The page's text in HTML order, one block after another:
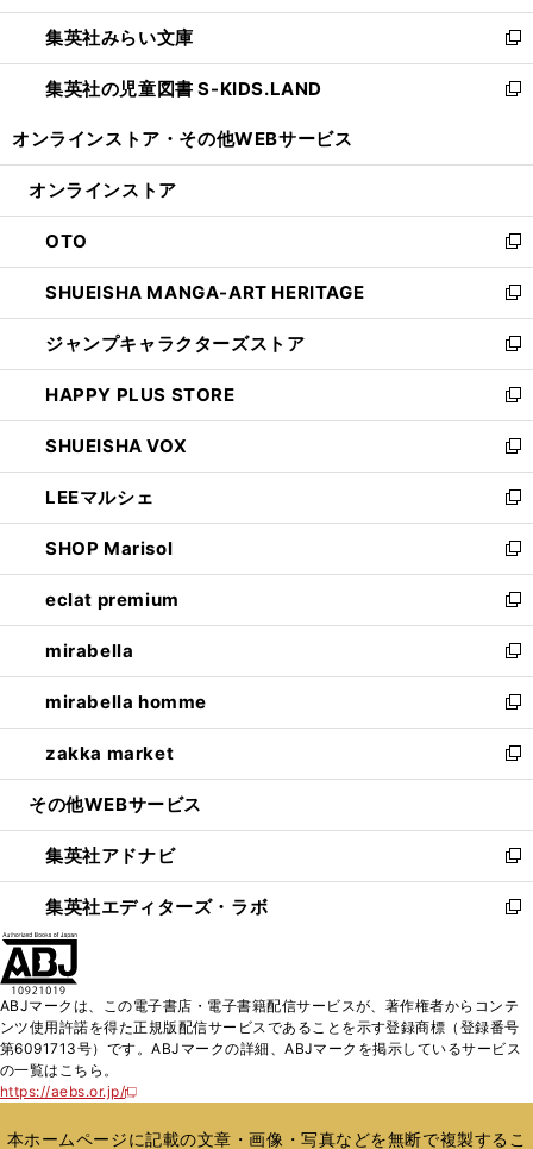
開
く
ウ
で
開
く
ン
ド
ウ
で
ウ
ィ
ン
ド
開
集英社みらい文庫
新
し
い
ン
ウ
で
開
く
集英社の児童図書 S-KIDS.LAND
新
ウ
ン
ド
ウ
で
開
く
オンラインストア・ その他WEBサービス
オンラインストア
OTO
新
し
い
ウ
ィ
ン
ド
ウ
で
開
く
SHUEISHA MANGA-ART HERITAGE
新
し
い
ウ
ィ
ン
ド
ウ
で
開
く
ジャンプキャラクターズストア
新
し
い
ウ
ィ
ン
ド
ウ
で
開
く
HAPPY PLUS STORE
新
し
い
ウ
ィ
ン
ド
ウ
で
開
く
SHUEISHA VOX
新
し
い
ウ
ィ
ン
ド
ウ
で
開
く
LEEマルシェ
新
し
い
ウ
ィ
ン
ド
ウ
で
開
く
SHOP Marisol
新
し
い
ウ
ィ
ン
ド
ウ
で
開
eclat premium
新
し
い
ウ
ィ
ン
ド
ウ
開
く
mirabella
新
し
い
ウ
ィ
ン
ウ
で
開
く
mirabella homme
新
し
い
ウ
ン
ド
ウ
で
zakka market
新
し
ウ
ィ
ン
ド
く
その他WEBサービス
集英社アドナビ
新
し
い
ド
ウ
で
集英社エディターズ・ラボ
新
ィ
ン
ド
開
ABJマークは、この電子書店・電子書籍配信サービスが、著作権者からコンテ
ンツ使用許諾を得た正規版配信サービスであることを示す登録商標（登録番号
第6091713号）です。ABJマークの詳細、ABJマークを掲示しているサービス
の一覧はこちら。
https://aebs.or.jp/
新
い
本ホームページに記載の文章・画像・写真などを無断で複製するこ